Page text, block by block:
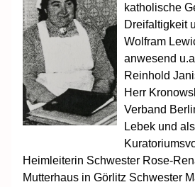
katholische
Dreifaltigkeit
Wolfram
anwesend
Reinhold
Herr
Verband
Lebek und als
Heimleiterin Schwester Rose-
Mutterhaus in Görlitz Schwester